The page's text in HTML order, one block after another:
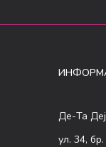
Де-Та
ул. 34,